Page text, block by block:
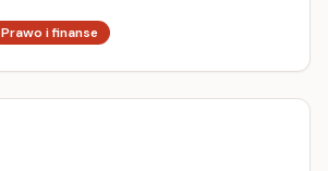
Prawo i finanse